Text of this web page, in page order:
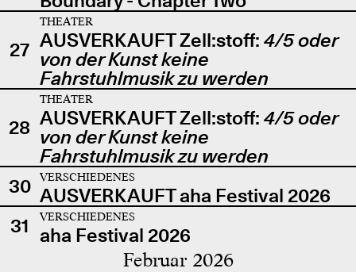
27
THEATER
AUSVERKAUFT Zell:stoff: 4/5 oder
von der Kunst keine
Fahrstuhlmusik zu werden
28
THEATER
AUSVERKAUFT Zell:stoff: 4/5 oder
von der Kunst keine
Fahrstuhlmusik zu werden
30
VERSCHIEDENES
AUSVERKAUFT aha Festival 2026
31
VERSCHIEDENES
aha Festival 2026
Februar 2026